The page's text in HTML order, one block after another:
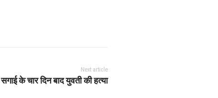
Next article
सगाई के चार दिन बाद युवती की हत्या